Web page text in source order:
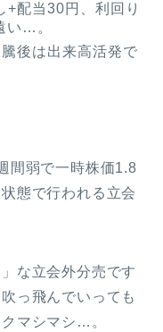
配当30円、利回り
い…。
は出来高活発で
間弱で一時株価1.8
態で行われる立会
な立会外分売です
っ飛んでいっても
マシマシ…。